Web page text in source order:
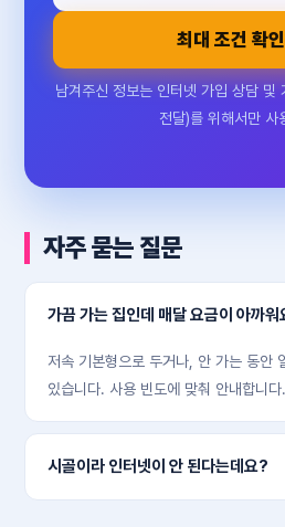
최대 조건 확인
남겨주신 정보는 인터넷 가입 상담 및
전달)를 위해서만 사
자주 묻는 질문
가끔 가는 집인데 매달 요금이 아까워
저속 기본형으로 두거나, 안 가는 동안
있습니다. 사용 빈도에 맞춰 안내합니다.
시골이라 인터넷이 안 된다는데요?